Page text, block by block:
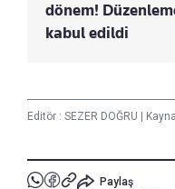
dönem!
kabul edildi
Editör : SEZER DOĞRU
Paylaş